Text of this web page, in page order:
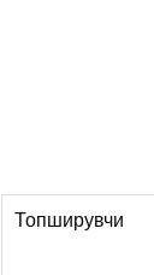
Топширувчи